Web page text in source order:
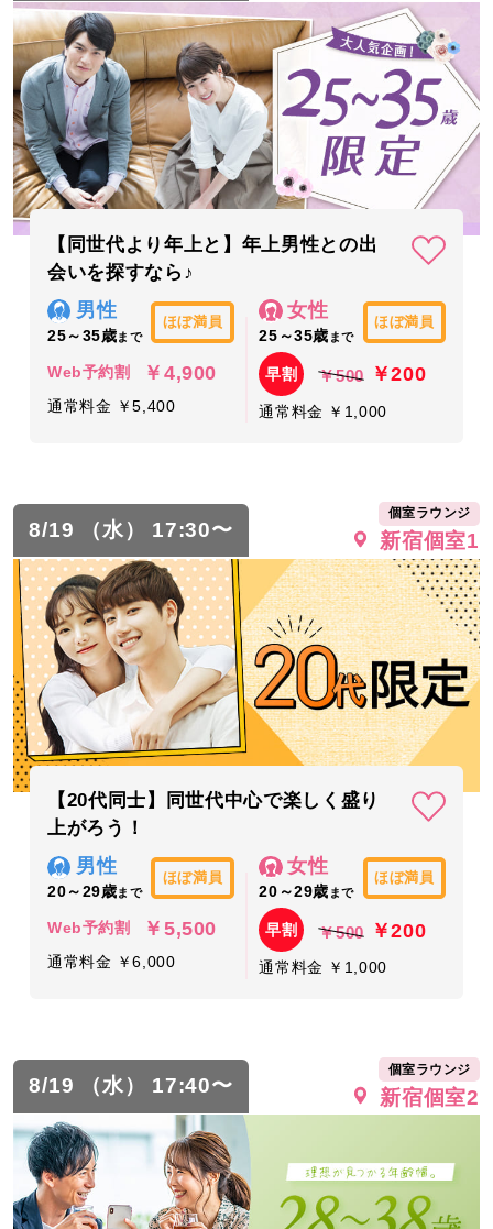
【同世代より年上と】年上男性との出
会いを探すなら♪
男性
25～35歳まで
ほぼ満員
Web予約割 ￥4,900
通常料金 ￥5,400
女性
25～35歳 まで
ほぼ満員
早割 ￥500 ￥200
通常料金 ￥1,000
8/19 （水） 17:30〜
個室ラウンジ
新宿個室1
【20代同士】同世代中心で楽しく盛り
上がろう！
男性
20～29歳まで
ほぼ満員
Web予約割 ￥5,500
通常料金 ￥6,000
女性
20～29歳 まで
ほぼ満員
早割 ￥500 ￥200
通常料金 ￥1,000
8/19 （水） 17:40〜
個室ラウンジ
新宿個室2